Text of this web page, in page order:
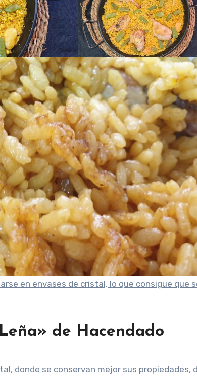
en envases de cristal, lo que consigue que
de Hacendado
donde se conservan mejor sus propiedades,